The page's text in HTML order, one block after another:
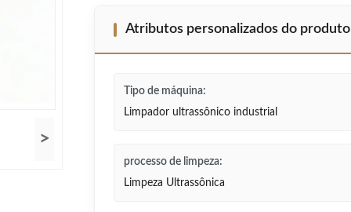
>
Atributos personalizados do produto
Tipo de máquina:
Limpador ultrassônico industrial
processo de limpeza:
Limpeza Ultrassônica